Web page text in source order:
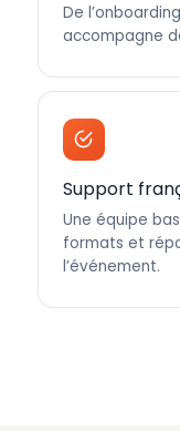
De
accompagne
Support
Une équipe
formats et
l’événement.